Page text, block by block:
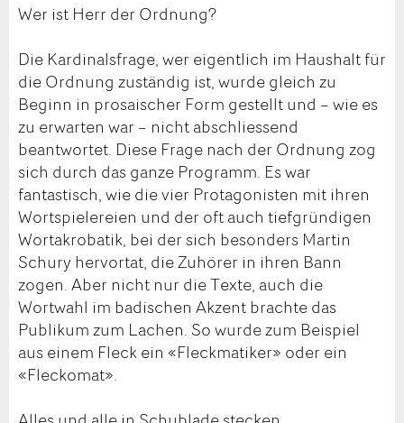
Wer ist Herr der Ordnung?
Die Kardinalsfrage, wer eigentlich im Haushalt für
die Ordnung zuständig ist, wurde gleich zu
Beginn in prosaischer Form gestellt und – wie es
zu erwarten war – nicht abschliessend
beantwortet. Diese Frage nach der Ordnung zog
sich durch das ganze Programm. Es war
fantastisch, wie die vier Protagonisten mit ihren
Wortspielereien und der oft auch tiefgründigen
Wortakrobatik, bei der sich besonders Martin
Schury hervortat, die Zuhörer in ihren Bann
zogen. Aber nicht nur die Texte, auch die
Wortwahl im badischen Akzent brachte das
Publikum zum Lachen. So wurde zum Beispiel
aus einem Fleck ein «Fleckmatiker» oder ein
«Fleckomat».